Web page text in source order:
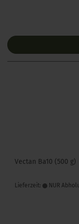
Vectan Ba10 (500 g)
Lieferzeit: NUR